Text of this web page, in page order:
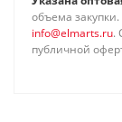
объема
info@elmarts.ru.
публичной